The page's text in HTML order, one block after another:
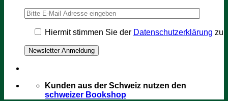
Hiermit stimmen Sie der Datenschutzerklärung zu
Kunden aus der Schweiz nutzen den
schweizer Bookshop